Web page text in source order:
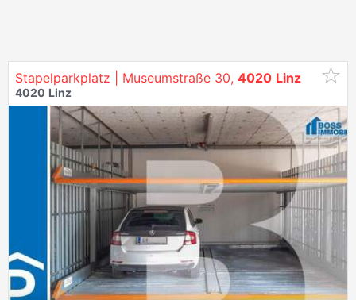
Stapelparkplatz | Museumstraße 30, 4020 Linz
4020 Linz